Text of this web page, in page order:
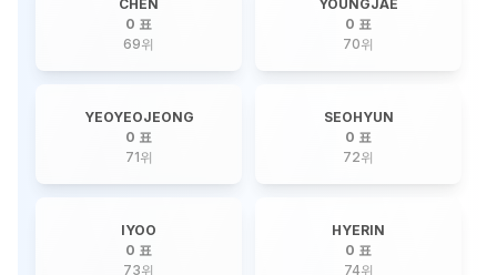
CHEN
0 표
69위
YOUNGJAE
0 표
70위
YEOYEOJEONG
0 표
71위
SEOHYUN
0 표
72위
IYOO
0 표
73위
HYERIN
0 표
74위